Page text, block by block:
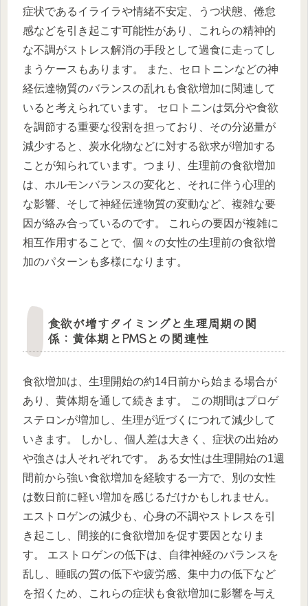
症状であるイライラや情緒不安定、うつ状態、倦怠
感などを引き起こす可能性があり、これらの精神的
な不調がストレス解消の手段として過食に走ってし
まうケースもあります。 また、セロトニンなどの神
経伝達物質のバランスの乱れも食欲増加に関連して
いると考えられています。 セロトニンは気分や食欲
を調節する重要な役割を担っており、その分泌量が
減少すると、炭水化物などに対する欲求が増加する
ことが知られています。つまり、生理前の食欲増加
は、ホルモンバランスの変化と、それに伴う心理的
な影響、そして神経伝達物質の変動など、複雑な要
因が絡み合っているのです。 これらの要因が複雑に
相互作用することで、個々の女性の生理前の食欲増
加のパターンも多様になります。
食欲が増すタイミングと生理周期の関
係：黄体期とPMSとの関連性
食欲増加は、生理開始の約14日前から始まる場合が
あり、黄体期を通して続きます。 この期間はプロゲ
ステロンが増加し、生理が近づくにつれて減少して
いきます。 しかし、個人差は大きく、症状の出始め
や強さは人それぞれです。 ある女性は生理開始の1週
間前から強い食欲増加を経験する一方で、別の女性
は数日前に軽い増加を感じるだけかもしれません。
エストロゲンの減少も、心身の不調やストレスを引
き起こし、間接的に食欲増加を促す要因となりま
す。 エストロゲンの低下は、自律神経のバランスを
乱し、睡眠の質の低下や疲労感、集中力の低下など
を招くため、これらの症状も食欲増加に影響を与え